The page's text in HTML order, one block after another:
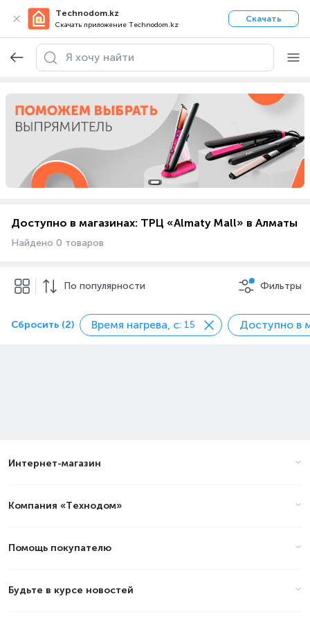
Technodom.kz
Скачать приложение Technodom.kz
Скачать
Доступно в магазинах: ТРЦ «Almaty Mall» в Алматы
Найдено 0 товаров
По популярности Фильтры
Сбросить (2) Время нагрева, с: 15
Интернет-магазин
Компания «Технодом»
Помощь покупателю
Будьте в курсе новостей